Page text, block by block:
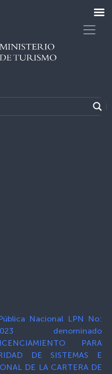
Nacional LPN No:
2023 denominado
PARA
DE SISTEMAS E
DE LA CARTERA DE